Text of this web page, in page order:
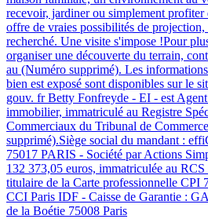
recevoir, jardiner ou simplement
offre de vraies possibilités de projection,
recherché. Une visite s'impose !Pour
organiser une découverte du terrain,
au (Numéro supprimé). Les
bien est exposé sont disponibles sur le
gouv. fr Betty Fonfreyde - EI - est
immobilier, immatriculé au Registre
Commerciaux du Tribunal de
supprimé).Siège social du mandant :
75017 PARIS - Société par Actions
132 373,05 euros, immatriculée au
titulaire de la Carte professionnelle CPI
CCI Paris IDF - Caisse de Garantie :
de la Boétie 75008 Paris